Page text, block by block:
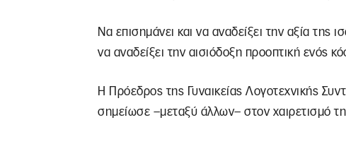
Να επισημάνει και να αναδείξει την αξία της
να αναδείξει την αισιόδοξη προοπτική ενός
Η Πρόεδρος της Γυναικείας Λογοτεχνικής
σημείωσε –μεταξύ άλλων– στον χαιρετισμό